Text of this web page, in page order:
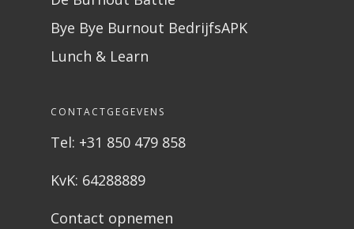
Bye Bye Burnout BedrijfsAPK
Lunch & Learn
CONTACTGEGEVENS
Tel: +31 850 479 858
KvK: 64288889
Contact opnemen